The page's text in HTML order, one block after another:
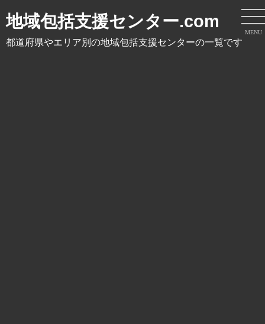
MENU
地域包括支援センター.com
都道府県やエリア別の地域包括支援センターの一覧です